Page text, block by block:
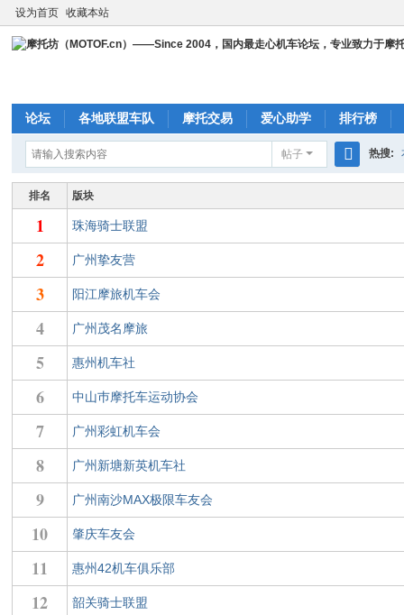
设为首页 收藏本站
论坛 各地联盟车队 摩托交易 爱心助学 排行榜
帖子
搜
索
热搜:
排名 版块
1 珠海骑士联盟
2 广州挚友营
3 阳江摩旅机车会
4 广州茂名摩旅
5 惠州机车社
6 中山巿摩托车运动协会
7 广州彩虹机车会
8 广州新塘新英机车社
9 广州南沙MAX极限车友会
10 肇庆车友会
11 惠州42机车俱乐部
12 韶关骑士联盟